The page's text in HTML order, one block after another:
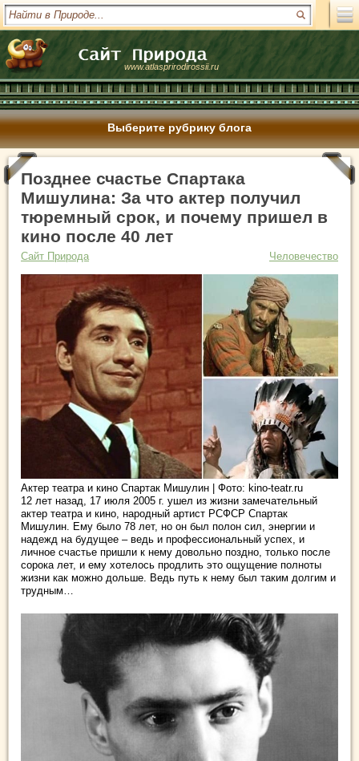
www.atlasprirodirossii.ru
Выберите рубрику блога
Позднее счастье Спартака
Мишулина: За что актер получил
тюремный срок, и почему пришел в
кино после 40 лет
Сайт Природа Человечество
Актер театра и кино Спартак Мишулин | Фото: kino-teatr.ru
12 лет назад, 17 июля 2005 г. ушел из жизни замечательный
актер театра и кино, народный артист РСФСР Спартак
Мишулин. Ему было 78 лет, но он был полон сил, энергии и
надежд на будущее – ведь и профессиональный успех, и
личное счастье пришли к нему довольно поздно, только после
сорока лет, и ему хотелось продлить это ощущение полноты
жизни как можно дольше. Ведь путь к нему был таким долгим и
трудным…